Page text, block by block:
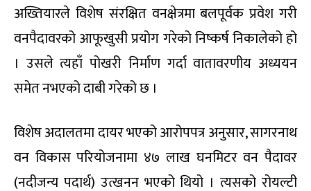
अख्तियारले विशेष संरक्षित वनक्षेत्रमा बलपूर्वक प्रवेश गरी
वनपैदावरको आफूखुसी प्रयोग गरेको निष्कर्ष निकालेको हो
। उसले त्यहाँ पोखरी निर्माण गर्दा वातावरणीय अध्ययन
समेत नभएको दाबी गरेको छ ।
विशेष अदालतमा दायर भएको आरोपपत्र अनुसार, सागरनाथ
वन विकास परियोजनामा ४७ लाख घनमिटर वन पैदावर
(नदीजन्य पदार्थ) उत्खनन भएको थियो । त्यसको रोयल्टी